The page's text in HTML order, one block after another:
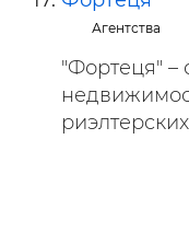
Агентства
"Фортеця" –